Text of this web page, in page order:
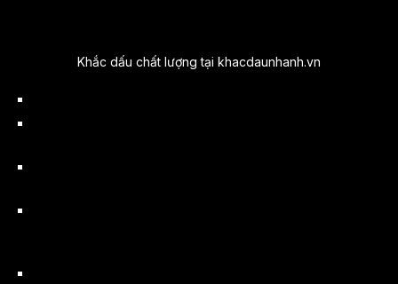
Khắc dấu chất lượng tại khacdaunhanh.vn